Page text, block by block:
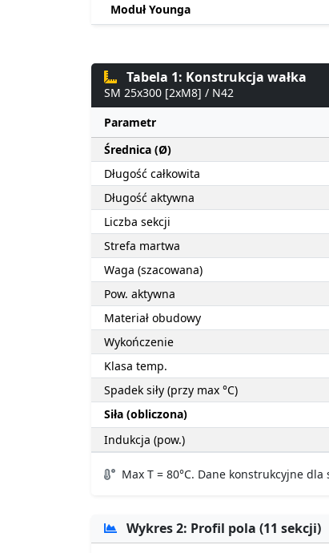
Moduł Younga
Tabela 1: Konstrukcja wałka
SM 25x300 [2xM8] / N42
Parametr
Średnica (Ø)
Długość całkowita
Długość aktywna
Liczba sekcji
Strefa martwa
Waga (szacowana)
Pow. aktywna
Materiał obudowy
Wykończenie
Klasa temp.
Spadek siły (przy max °C)
Siła (obliczona)
Indukcja (pow.)
Max T = 80°C. Dane konstrukcyjne
Wykres 2: Profil pola (11 sekcji)